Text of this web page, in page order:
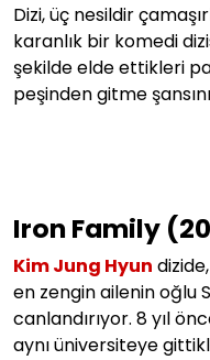
Dizi,üç nesildir
karanlık bir komedi
şekilde elde ettikleri
peşinden gitme
Iron Family
Kim Jung Hyun
en zengin ailenin oğlu
canlandırıyor. 8 yıl
aynı üniversiteye